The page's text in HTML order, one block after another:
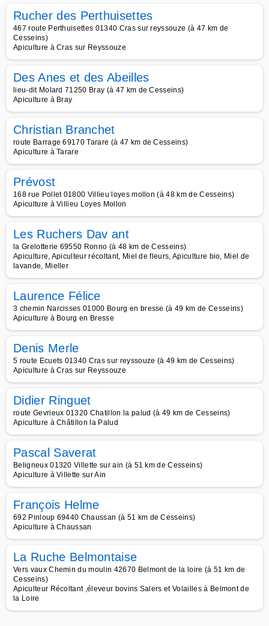
Rucher des Perthuisettes
467 route Perthuisettes 01340 Cras sur reyssouze (à 47 km de
Cesseins)
Apiculture à Cras sur Reyssouze
Des Anes et des Abeilles
lieu-dit Molard 71250 Bray (à 47 km de Cesseins)
Apiculture à Bray
Christian Branchet
route Barrage 69170 Tarare (à 47 km de Cesseins)
Apiculture à Tarare
Prévost
168 rue Pollet 01800 Villieu loyes mollon (à 48 km de Cesseins)
Apiculture à Villieu Loyes Mollon
Les Ruchers Dav ant
la Grelotterie 69550 Ronno (à 48 km de Cesseins)
Apiculture, Apiculteur récoltant, Miel de fleurs, Apiculture bio, Miel de
lavande, Mieller
Laurence Félice
3 chemin Narcisses 01000 Bourg en bresse (à 49 km de Cesseins)
Apiculture à Bourg en Bresse
Denis Merle
5 route Ecuets 01340 Cras sur reyssouze (à 49 km de Cesseins)
Apiculture à Cras sur Reyssouze
Didier Ringuet
route Gevrieux 01320 Chatillon la palud (à 49 km de Cesseins)
Apiculture à Châtillon la Palud
Pascal Saverat
Beligneux 01320 Villette sur ain (à 51 km de Cesseins)
Apiculture à Villette sur Ain
François Helme
692 Pinloup 69440 Chaussan (à 51 km de Cesseins)
Apiculture à Chaussan
La Ruche Belmontaise
Vers vaux Chemin du moulin 42670 Belmont de la loire (à 51 km de
Cesseins)
Apiculteur Récoltant ,éleveur bovins Salers et Volailles à Belmont de
la Loire